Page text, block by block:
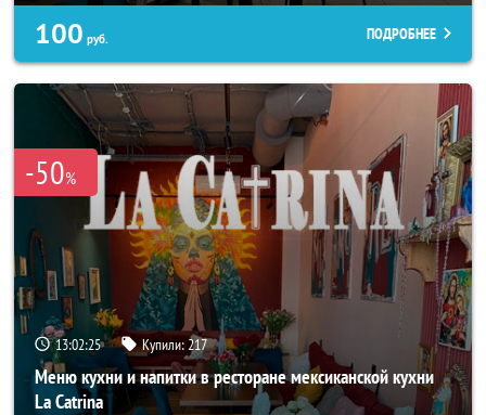
100 руб. ПОДРОБНЕЕ
-50%
13:02:24 Купили:217
Меню кухни и напитки в ресторане мексиканской кухни
La Catrina